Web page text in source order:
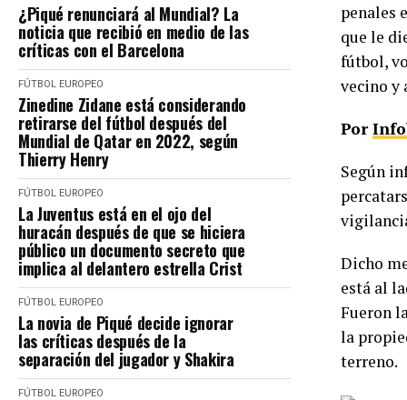
¿Piqué renunciará al Mundial? La
noticia que recibió en medio de las
críticas con el Barcelona
FÚTBOL EUROPEO
Zinedine Zidane está considerando
retirarse del fútbol después del
Mundial de Qatar en 2022, según
Thierry Henry
FÚTBOL EUROPEO
La Juventus está en el ojo del
huracán después de que se hiciera
público un documento secreto que
implica al delantero estrella Crist
FÚTBOL EUROPEO
La novia de Piqué decide ignorar
las críticas después de la
separación del jugador y Shakira
FÚTBOL EUROPEO
penales
que le
fútbol,
vecino y
Por
Según
Dicho
está al
Fueron
la
terreno.